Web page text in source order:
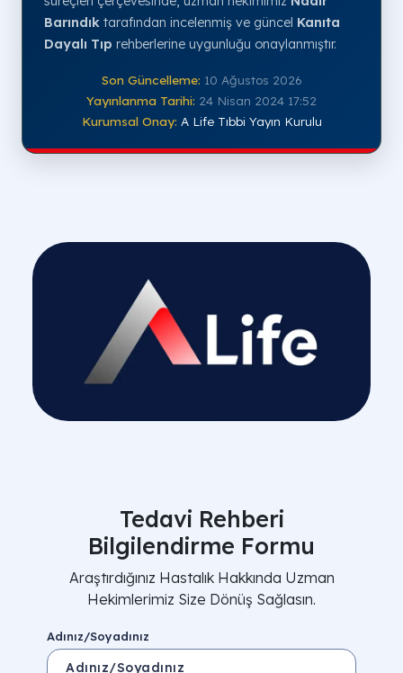
Barındık tarafından incelenmiş ve güncel Kanıta
Dayalı Tıp rehberlerine uygunluğu onaylanmıştır.
Son Güncelleme: 10 Ağustos 2026
Yayınlanma Tarihi: 24 Nisan 2024 17:52
Kurumsal Onay: A Life Tıbbi Yayın Kurulu
Tedavi Rehberi
Bilgilendirme Formu
Araştırdığınız Hastalık Hakkında Uzman
Hekimlerimiz Size Dönüş Sağlasın.
Adınız/Soyadınız